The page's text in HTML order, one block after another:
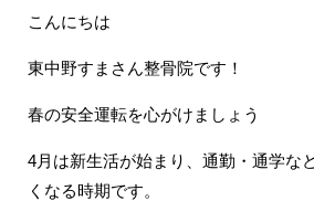
こんにちは
東中野すまさん整骨院です！
春の安全運転を心がけましょう
4月は新生活が始まり、通勤・通学な
くなる時期です。